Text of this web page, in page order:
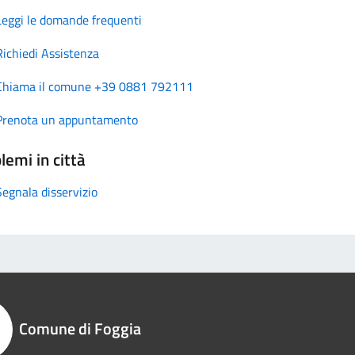
le domande frequenti
Assistenza
il comune +39 0881 792111
un appuntamento
in città
disservizio
Comune di Foggia